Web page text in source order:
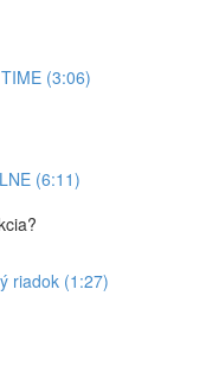
(3:06)
(6:11)
riadok (1:27)